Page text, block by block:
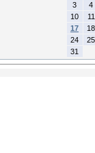
3
4
10
11
17
18
24
25
31